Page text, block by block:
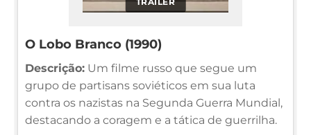
O Lobo Branco (1990)
Descrição: Um filme russo que segue um
grupo de partisans soviéticos em sua luta
contra os nazistas na Segunda Guerra Mundial,
destacando a coragem e a tática de guerrilha.